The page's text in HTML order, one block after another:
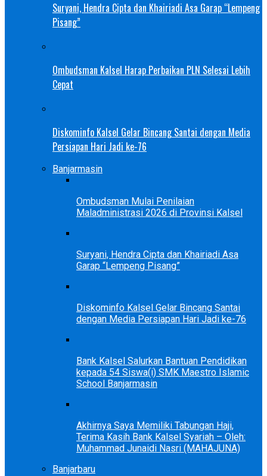
Suryani, Hendra Cipta dan Khairiadi Asa Garap “Lempeng
Pisang”
Ombudsman Kalsel Harap Perbaikan PLN Selesai Lebih
Cepat
Diskominfo Kalsel Gelar Bincang Santai dengan Media
Persiapan Hari Jadi ke-76
Banjarmasin
Ombudsman Mulai Penilaian
Maladministrasi 2026 di Provinsi Kalsel
Suryani, Hendra Cipta dan Khairiadi Asa
Garap “Lempeng Pisang”
Diskominfo Kalsel Gelar Bincang Santai
dengan Media Persiapan Hari Jadi ke-76
Bank Kalsel Salurkan Bantuan Pendidikan
kepada 54 Siswa(i) SMK Maestro Islamic
School Banjarmasin
Akhirnya Saya Memiliki Tabungan Haji,
Terima Kasih Bank Kalsel Syariah – Oleh:
Muhammad Junaidi Nasri (MAHAJUNA)
Banjarbaru